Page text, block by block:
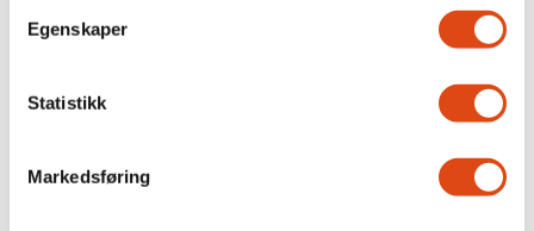
Egenskaper
Statistikk
Markedsføring